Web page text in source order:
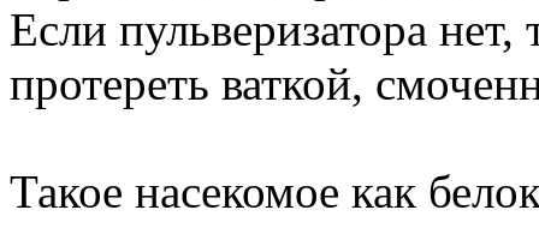
Если пульверизатора
протереть ваткой,
Такое насекомое как